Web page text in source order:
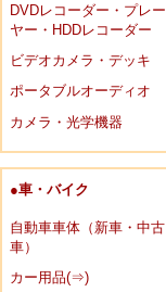
DVDレコーダー・プレー
ヤー・HDDレコーダー
ビデオカメラ・デッキ
ポータブルオーディオ
カメラ・光学機器
●車・バイク
自動車車体（新車・中古
車）
カー用品(⇒)